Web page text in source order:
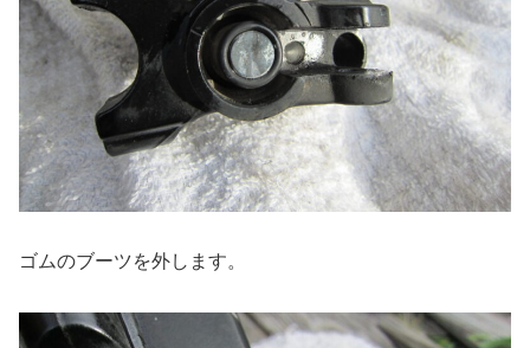
ゴムのブーツを外します。